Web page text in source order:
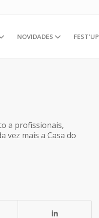
NOVIDADES FEST’UP
a profissionais,
vez mais a Casa do